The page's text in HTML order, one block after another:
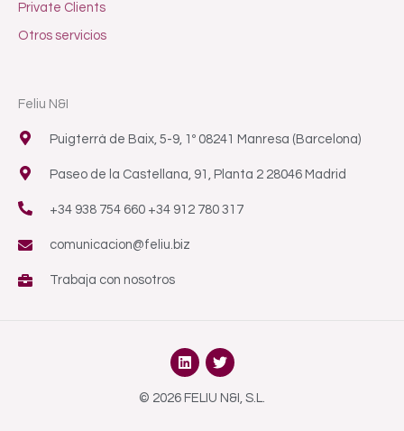
Private Clients
Otros servicios
Feliu N&I
Puigterrà de Baix, 5-9, 1º 08241 Manresa (Barcelona)
Paseo de la Castellana, 91, Planta 2 28046 Madrid
+34 938 754 660 +34 912 780 317
comunicacion@feliu.biz
Trabaja con nosotros
L
i
k
T
w
t
© 2026 FELIU N&I, S.L.